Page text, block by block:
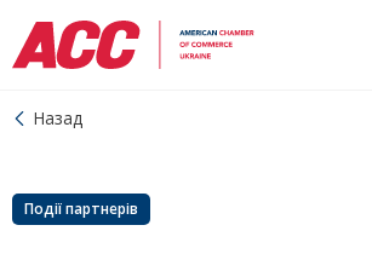
Назад
Події партнерів